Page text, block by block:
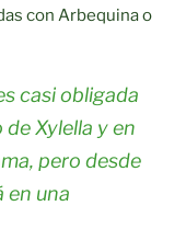
con Arbequina o
casi obligada
Xylella y en
pero desde
en una